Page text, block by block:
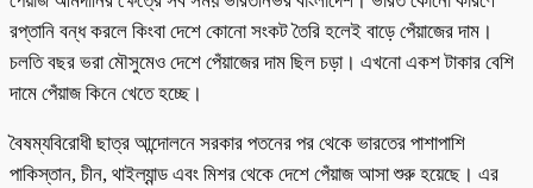
রপ্তানি বন্ধ করলে কিংবা দেশে কোনো সংকট তৈরি হলেই বাড়ে পেঁয়াজের দাম।
চলতি বছর ভরা মৌসুমেও দেশে পেঁয়াজের দাম ছিল চড়া। এখনো একশ টাকার বেশি
দামে পেঁয়াজ কিনে খেতে হচ্ছে।
বৈষম্যবিরোধী ছাত্র আন্দোলনে সরকার পতনের পর থেকে ভারতের পাশাপাশি
পাকিস্তান, চীন, থাইল্যান্ড এবং মিশর থেকে দেশে পেঁয়াজ আসা শুরু হয়েছে। এর